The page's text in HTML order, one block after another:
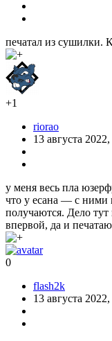
печатал из сушилки.
+1
riorao
13 августа
у меня весь пла
что у есана — с ними
получаются. Дело
впервой, да и
0
flash2k
13 августа